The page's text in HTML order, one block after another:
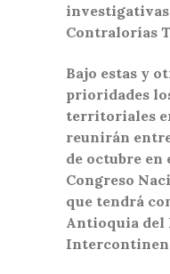
Contralorías
Bajo estas y
prioridades
territoriales
reunirán
de octubre en
Congreso
que tendrá
Antioquia del